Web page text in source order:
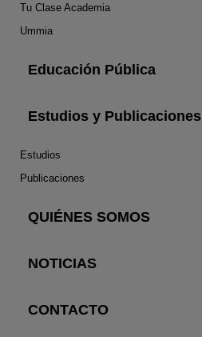
Tu Clase Academia
Ummia
Educación Pública
Estudios y Publicaciones
Estudios
Publicaciones
QUIÉNES SOMOS
NOTICIAS
CONTACTO